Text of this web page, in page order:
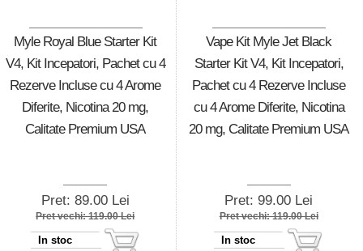
Myle Royal Blue Starter Kit
V4, Kit Incepatori, Pachet cu 4
Rezerve Incluse cu 4 Arome
Diferite, Nicotina 20 mg,
Calitate Premium USA
Pret: 89.00 Lei
Pret vechi: 119.00 Lei
In stoc
Vape Kit Myle Jet Black
Starter Kit V4, Kit Incepatori,
Pachet cu 4 Rezerve Incluse
cu 4 Arome Diferite, Nicotina
20 mg, Calitate Premium USA
Pret: 99.00 Lei
Pret vechi: 119.00 Lei
In stoc